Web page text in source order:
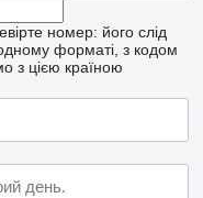
номер: його слід
форматі, з кодом
з цією країною